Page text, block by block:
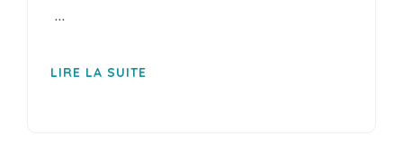
…
LIRE LA SUITE